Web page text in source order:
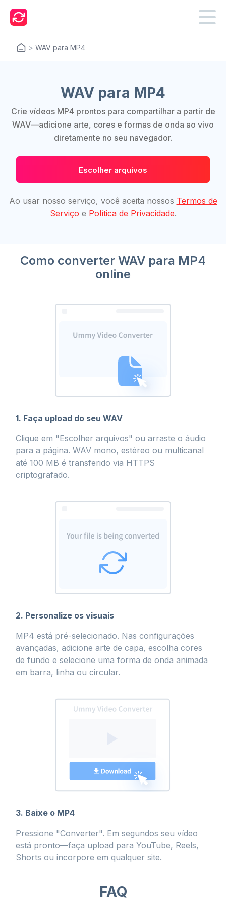
> WAV para MP4
WAV para MP4
Crie vídeos MP4 prontos para compartilhar a partir de
WAV—adicione arte, cores e formas de onda ao vivo
diretamente no seu navegador.
Escolher arquivos
Ao usar nosso serviço, você aceita nossos Termos de
Serviço e Política de Privacidade.
Como converter WAV para MP4
online
1. Faça upload do seu WAV
Clique em "Escolher arquivos" ou arraste o áudio
para a página. WAV mono, estéreo ou multicanal
até 100 MB é transferido via HTTPS
criptografado.
2. Personalize os visuais
MP4 está pré-selecionado. Nas configurações
avançadas, adicione arte de capa, escolha cores
de fundo e selecione uma forma de onda animada
em barra, linha ou circular.
3. Baixe o MP4
Pressione "Converter". Em segundos seu vídeo
está pronto—faça upload para YouTube, Reels,
Shorts ou incorpore em qualquer site.
FAQ